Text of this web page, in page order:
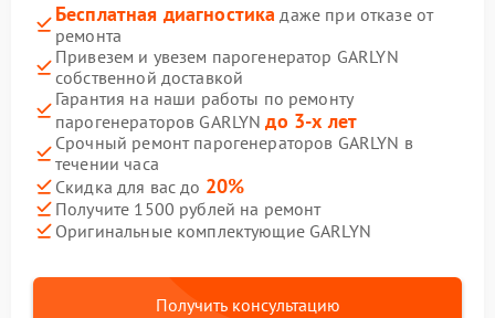
Бесплатная диагностика даже при отказе от
ремонта
Привезем и увезем парогенератор GARLYN
собственной доставкой
Гарантия на наши работы по ремонту
парогенераторов GARLYNдо 3-х лет
Срочный ремонт парогенераторов GARLYN в
течении часа
Скидка для вас до 20%
Получите 1500 рублей на ремонт
Оригинальные комплектующие GARLYN
Получить консультацию